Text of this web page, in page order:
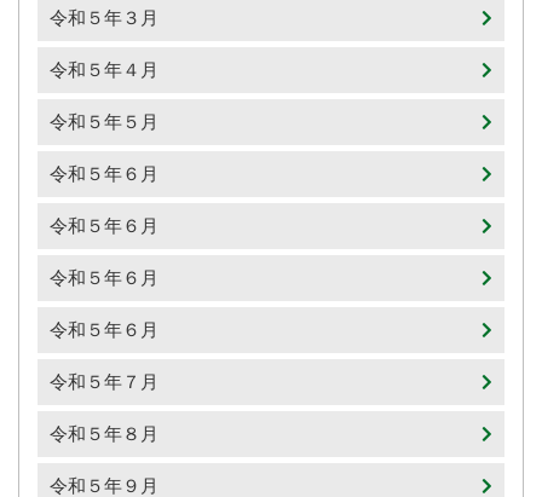
令和５年３月
令和５年４月
令和５年５月
令和５年６月
令和５年６月
令和５年６月
令和５年６月
令和５年７月
令和５年８月
令和５年９月